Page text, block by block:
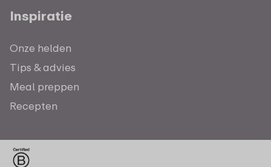
Inspiratie
Onze helden
Tips & advies
Meal preppen
Recepten